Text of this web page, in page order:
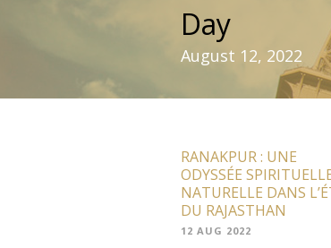
Day
August 12, 2022
RANAKPUR : UNE
ODYSSÉE
NATURELLE DANS
DU RAJASTHAN
12 AUG 2022